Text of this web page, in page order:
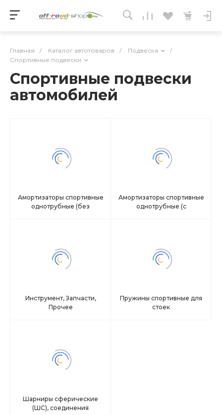
Главная / Каталог автотоваров / Подвеска
/
Спортивные подвески
Спортивные подвески
автомобилей
Амортизаторы спортивные
однотрубные (без
Амортизаторы спортивные
однотрубные (с
Инструмент, Запчасти,
Прочее
Пружины спортивные для
стоек
Шарниры сферические
(ШС), соединения